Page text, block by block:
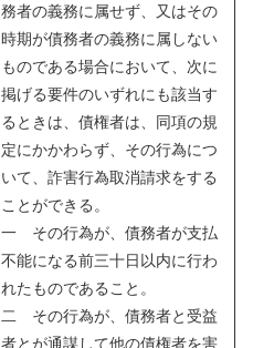
務者の義務に属せず、又はその
時期が債務者の義務に属しない
ものである場合において、次に
掲げる要件のいずれにも該当す
るときは、債権者は、同項の規
定にかかわらず、その行為につ
いて、詐害行為取消請求をする
ことができる。
一 その行為が、債務者が支払
不能になる前三十日以内に行わ
れたものであること。
二 その行為が、債務者と受益
者とが通謀して他の債権者を害